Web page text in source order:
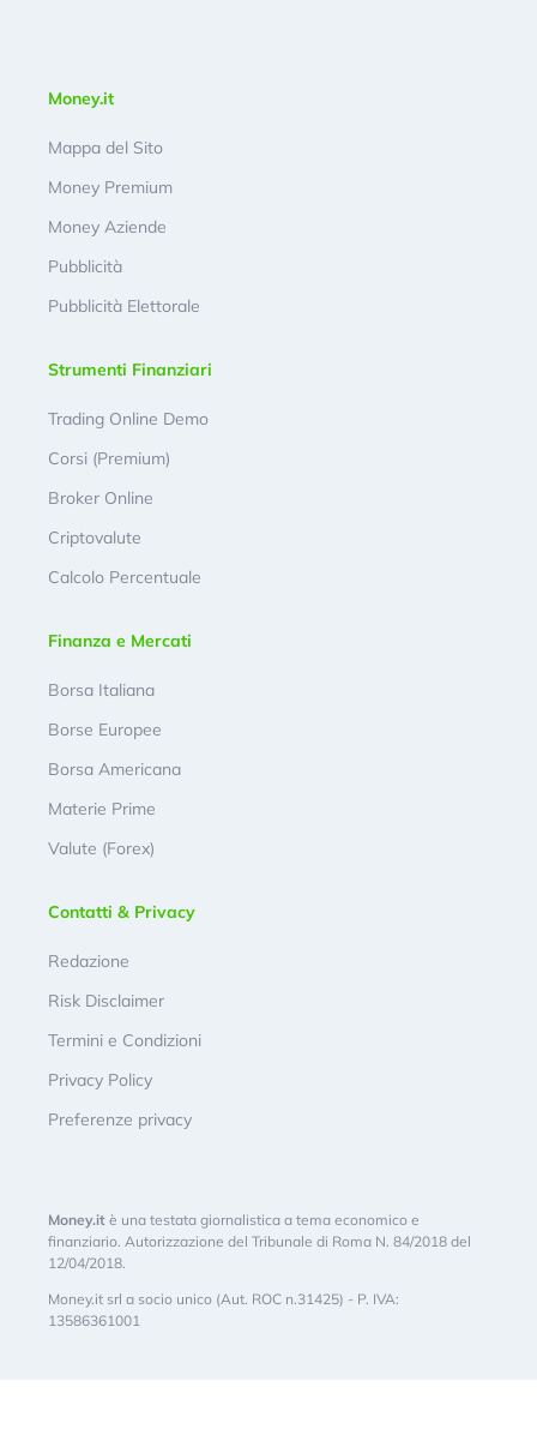
Money.it
Mappa del Sito
Money Premium
Money Aziende
Pubblicità
Pubblicità Elettorale
Strumenti Finanziari
Trading Online Demo
Corsi (Premium)
Broker Online
Criptovalute
Calcolo Percentuale
Finanza e Mercati
Borsa Italiana
Borse Europee
Borsa Americana
Materie Prime
Valute (Forex)
Contatti & Privacy
Redazione
Risk Disclaimer
Termini e Condizioni
Privacy Policy
Preferenze privacy
Money.it è una testata giornalistica a tema economico e
finanziario. Autorizzazione del Tribunale di Roma N. 84/2018 del
12/04/2018.
Money.it srl a socio unico (Aut. ROC n.31425) - P. IVA:
13586361001